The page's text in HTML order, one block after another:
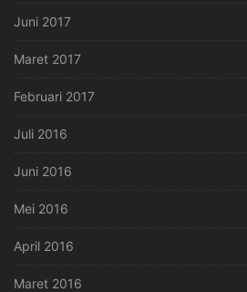
Juni 2017
Maret 2017
Februari 2017
Juli 2016
Juni 2016
Mei 2016
April 2016
Maret 2016